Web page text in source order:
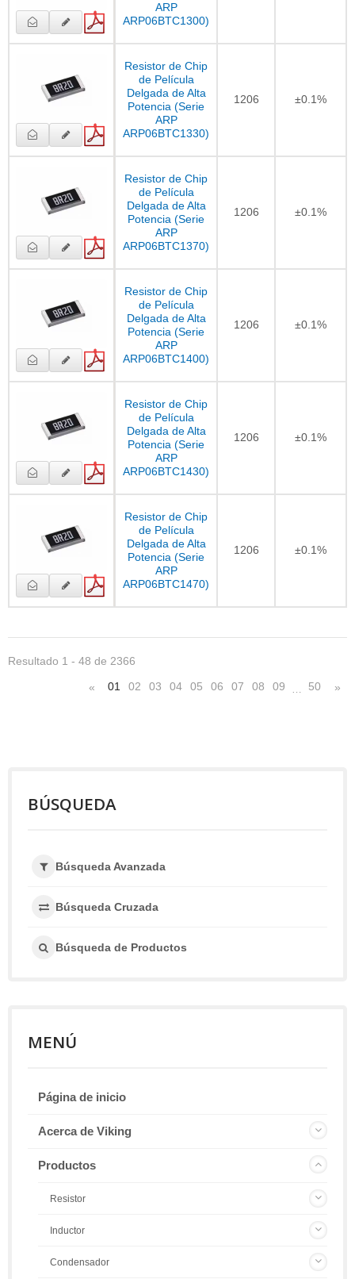
ARP
ARP06BTC1300)
Resistor de Chip
de Película
Delgada de Alta
Potencia (Serie
ARP
ARP06BTC1330)
1206 ±0.1%
Resistor de Chip
de Película
Delgada de Alta
Potencia (Serie
ARP
ARP06BTC1370)
1206 ±0.1%
Resistor de Chip
de Película
Delgada de Alta
Potencia (Serie
ARP
ARP06BTC1400)
1206 ±0.1%
Resistor de Chip
de Película
Delgada de Alta
Potencia (Serie
ARP
ARP06BTC1430)
1206 ±0.1%
Resistor de Chip
de Película
Delgada de Alta
Potencia (Serie
ARP
ARP06BTC1470)
1206 ±0.1%
Resultado 1 - 48 de 2366
« 01 02 03 04 05 06 07 08 09 … 50 »
BÚSQUEDA
Búsqueda Avanzada
Búsqueda Cruzada
Búsqueda de Productos
MENÚ
Página de inicio
Acerca de Viking
Productos
Resistor
Inductor
Condensador